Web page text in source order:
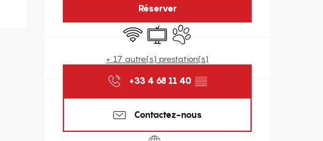
Réserver
WiFi TélévisionAnimaux acceptés
+ 17 autre(s) prestation(s)
+33 4 68 11 40 ▒▒
Contactez-nous